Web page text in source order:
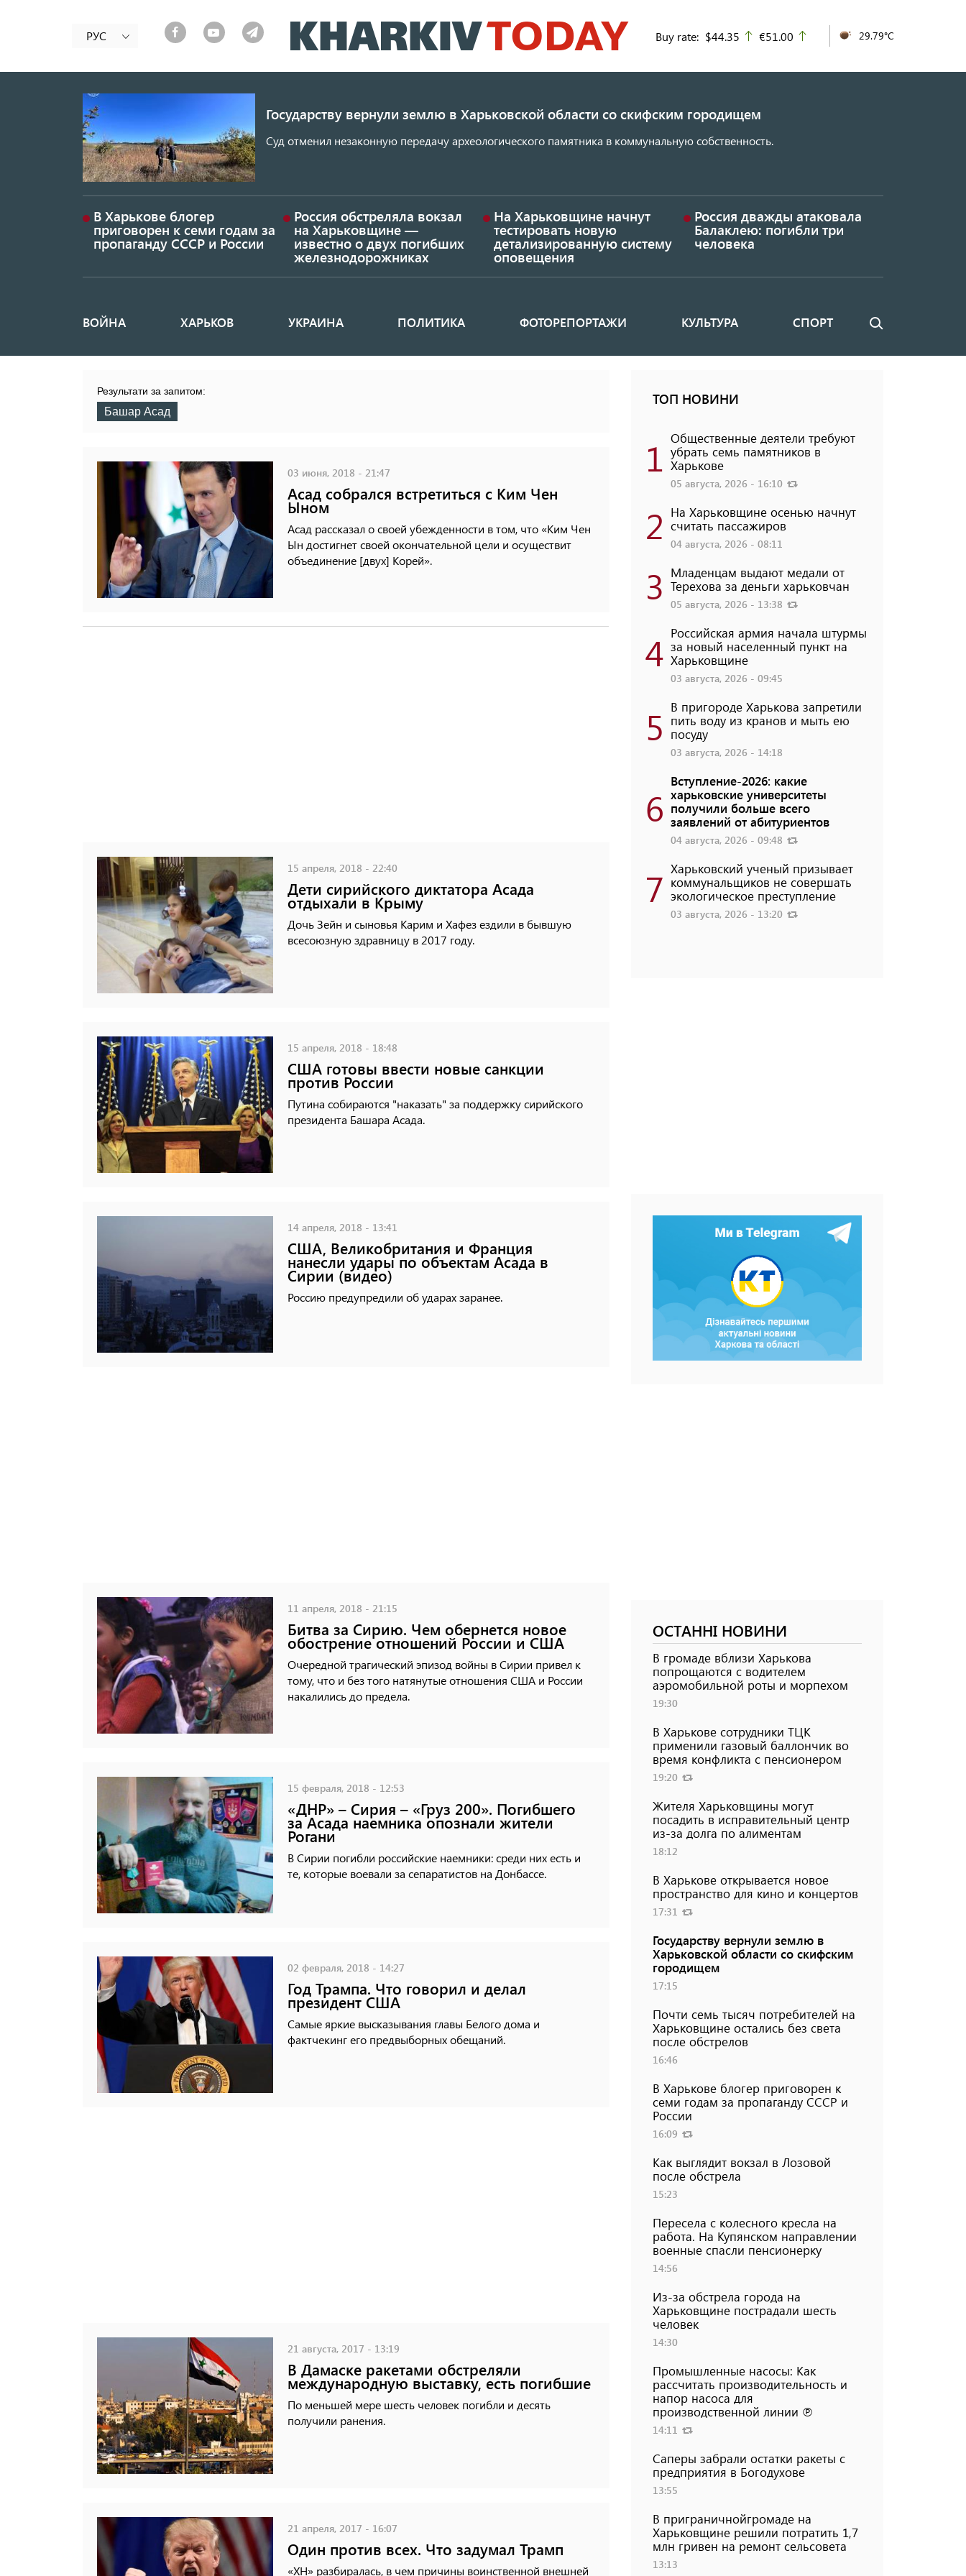
к
основному
РУС Buy rate: $44.35 up
€51.00 29.79°C
Государству вернули землю в Харьковской области со скифским городищем
Суд отменил незаконную передачу археологического памятника в коммунальную собственность.
В Харькове блогер
приговорен к семи годам за
пропаганду СССР и России
Россия обстреляла вокзал
на Харьковщине —
известно о двух погибших
железнодорожниках
На Харьковщине начнут
тестировать новую
детализированную систему
оповещения
Россия дважды атаковала
Балаклею: погибли три
человека
Основная
ВОЙНА ХАРЬКОВ УКРАИНА ПОЛИТИКА ФОТОРЕПОРТАЖИ КУЛЬТУРА СПОРТ Поиск
Результати за запитом:
Башар Асад
03 июня, 2018 - 21:47
Асад собрался встретиться с Ким Чен
Ыном
Асад рассказал о своей убежденности в том, что «Ким Чен
Ын достигнет своей окончательной цели и осуществит
объединение [двух] Корей».
15 апреля, 2018 - 22:40
Дети сирийского диктатора Асада
отдыхали в Крыму
Дочь Зейн и сыновья Карим и Хафез ездили в бывшую
всесоюзную здравницу в 2017 году.
15 апреля, 2018 - 18:48
США готовы ввести новые санкции
против России
Путина собираются "наказать" за поддержку сирийского
президента Башара Асада.
14 апреля, 2018 - 13:41
США, Великобритания и Франция
нанесли удары по объектам Асада в
Сирии (видео)
Россию предупредили об ударах заранее.
11 апреля, 2018 - 21:15
Битва за Сирию. Чем обернется новое
обострение отношений России и США
Очередной трагический эпизод войны в Сирии привел к
тому, что и без того натянутые отношения США и России
накалились до предела.
15 февраля, 2018 - 12:53
«ДНР» – Сирия – «Груз 200». Погибшего
за Асада наемника опознали жители
Рогани
В Сирии погибли российские наемники: среди них есть и
те, которые воевали за сепаратистов на Донбассе.
02 февраля, 2018 - 14:27
Год Трампа. Что говорил и делал
президент США
Самые яркие высказывания главы Белого дома и
фактчекинг его предвыборных обещаний.
21 августа, 2017 - 13:19
В Дамаске ракетами обстреляли
международную выставку, есть погибшие
По меньшей мере шесть человек погибли и десять
получили ранения.
21 апреля, 2017 - 16:07
Один против всех. Что задумал Трамп
«ХН» разбиралась, в чем причины воинственной внешней
ТОП НОВИНИ
1 Общественные деятели требуют
убрать семь памятников в
Харькове
05 августа, 2026 - 16:10
2 На Харьковщине осенью начнут
считать пассажиров
04 августа, 2026 - 08:11
3 Младенцам выдают медали от
Терехова за деньги харьковчан
05 августа, 2026 - 13:38
4 Российская армия начала штурмы
за новый населенный пункт на
Харьковщине
03 августа, 2026 - 09:45
5 В пригороде Харькова запретили
пить воду из кранов и мыть ею
посуду
03 августа, 2026 - 14:18
6
Вступление-2026: какие
харьковские университеты
получили больше всего
заявлений от абитуриентов
04 августа, 2026 - 09:48
7 Харьковский ученый призывает
коммунальщиков не совершать
экологическое преступление
03 августа, 2026 - 13:20
ОСТАННІ НОВИНИ
В громаде вблизи Харькова
попрощаются с водителем
аэромобильной роты и морпехом
19:30
В Харькове сотрудники ТЦК
применили газовый баллончик во
время конфликта с пенсионером
19:20
Жителя Харьковщины могут
посадить в исправительный центр
из-за долга по алиментам
18:12
В Харькове открывается новое
пространство для кино и концертов
17:31
Государству вернули землю в
Харьковской области со скифским
городищем
17:15
Почти семь тысяч потребителей на
Харьковщине остались без света
после обстрелов
16:46
В Харькове блогер приговорен к
семи годам за пропаганду СССР и
России
16:09
Как выглядит вокзал в Лозовой
после обстрела
15:23
Пересела с колесного кресла на
работа. На Купянском направлении
военные спасли пенсионерку
14:56
Из-за обстрела города на
Харьковщине пострадали шесть
человек
14:30
Промышленные насосы: Как
рассчитать производительность и
напор насоса для
производственной линии ℗
14:11
Саперы забрали остатки ракеты с
предприятия в Богодухове
13:55
В приграничнойгромаде на
Харьковщине решили потратить 1,7
млн ​​гривен на ремонт сельсовета
13:13